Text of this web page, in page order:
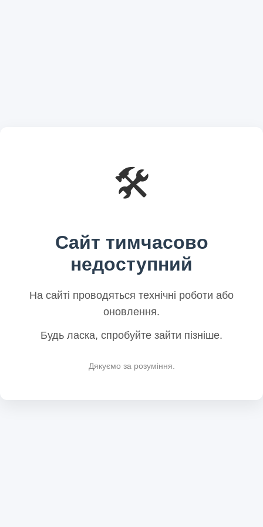
🛠️
Сайт тимчасово
недоступний
На сайті проводяться технічні роботи або
оновлення.
Будь ласка, спробуйте зайти пізніше.
Дякуємо за розуміння.